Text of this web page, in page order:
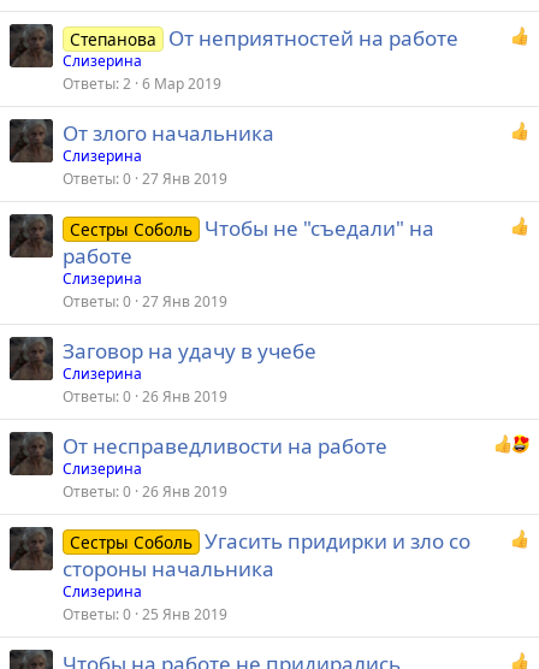
Степанова От неприятностей на работе
Слизерина
Ответы 2 6 Мар 2019
От злого начальника
Слизерина
Ответы 0 27 Янв 2019
Сестры Соболь Чтобы не "съедали" на
работе
Слизерина
Ответы 0 27 Янв 2019
Заговор на удачу в учебе
Слизерина
Ответы 0 26 Янв 2019
От несправедливости на работе
Слизерина
Ответы 0 26 Янв 2019
Сестры Соболь Угасить придирки и зло со
стороны начальника
Слизерина
Ответы 0 25 Янв 2019